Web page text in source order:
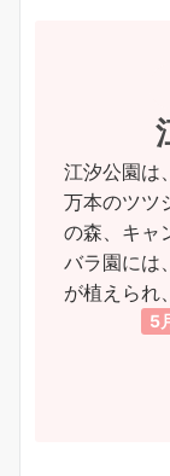
江汐公園は
万本のツツ
の森、キャ
バラ園には
が植えられ
5